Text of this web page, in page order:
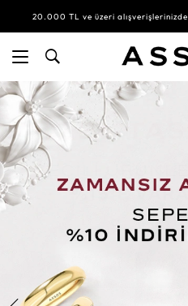
20.000 TL ve üzeri alışverişlerinizde